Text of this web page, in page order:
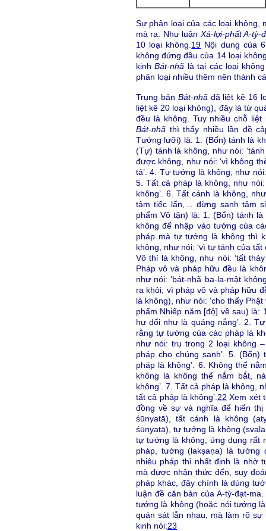
Sự phân loại của các loại không,
mà ra. Như luận Xá-lợi-phất A-tỳ-
10 loại không. 19 Nội dung của
không đứng đầu của 14 loại
kinhBát-nhã là tại các loại
phân loại nhiều thêm nên thành
Trung bản Bát-nhãđã liệt kê 16
liệt kê 20 loại không), đây là từ
đều là không. Tuy nhiều chỗ
Bát-nhã thì thấy nhiều lần đề
Tướng lưỡi) là: 1. (Bổn) tánh là
(Tự) tánh là không, như nói:
được không, như nói: ‘vì không
tả’. 4. Tự tướng là không, như
5. Tất cả pháp là không, như
không’. 6. Tất cánh là không,
tâm tiếc lẩn,… đừng sanh tâm si
phẩm Vô tận) là: 1. (Bổn) tánh
không để nhập vào tướng của
pháp mà tự tướng là không thì
không, như nói: ‘vì tự tánh của
Vô thỉ là không, như nói: ‘tất
Pháp vô và pháp hữu đều là
như nói: ‘bát-nhã ba-la-mật
ra khỏi, vì pháp vô và pháp hữu
là không), như nói: ‘cho thấy
phẩm Nhiếp năm [độ] về sau) là:
hư dối như là quáng nắng’. 2.
rằng tự tướng của các pháp là
như nói: trụ trong 2 loại không
pháp cho chúng sanh’. 5.
pháp là không’. 6. Không thể
không là không thể nắm bắt,
không’. 7. Tất cả pháp là không,
tất cả pháp là không’. 22 Xem xét
đồng về sự và nghĩa để hiển thị
śūnyatā), tất cánh là không
śūnyatā), tự tướng là không
tự tướng là không, ứng dụng rất
pháp, tướng (lakṣaṇa) là tướng
nhiêu pháp thì nhất định là nhờ
mà được nhận thức đến, suy
pháp khác, đây chính là dùng
luận đề căn bản của A-tỳ-đạt-
tướng là không (hoặc nói tướng
quán sát lẫn nhau, mà làm rõ
kinh nói:23